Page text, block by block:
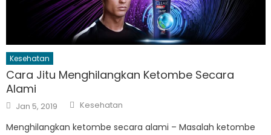
Kesehatan
Cara Jitu Menghilangkan Ketombe Secara
Alami
Posted
on
Jan 5, 2019 Author
Kesehatan
Menghilangkan ketombe secara alami – Masalah ketombe